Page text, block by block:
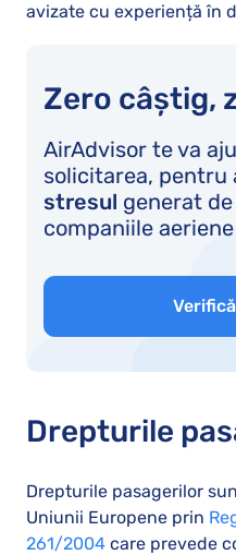
avizate cu experiență în
Zero câștig,
AirAdvisor te va
solicitarea, pentru
stresul generat
companiile
Drepturile
Drepturile pasagerilor
Uniunii Europene prin
261/2004 care prevede